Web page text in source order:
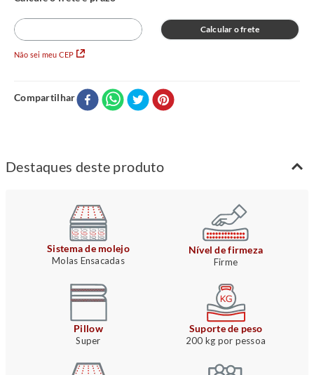
Não sei meu CEP
Calcular o frete
Compartilhar
Destaques deste produto
Sistema de molejo
Molas Ensacadas
Nível de firmeza
Firme
Pillow
Super
Suporte de peso
200 kg por pessoa